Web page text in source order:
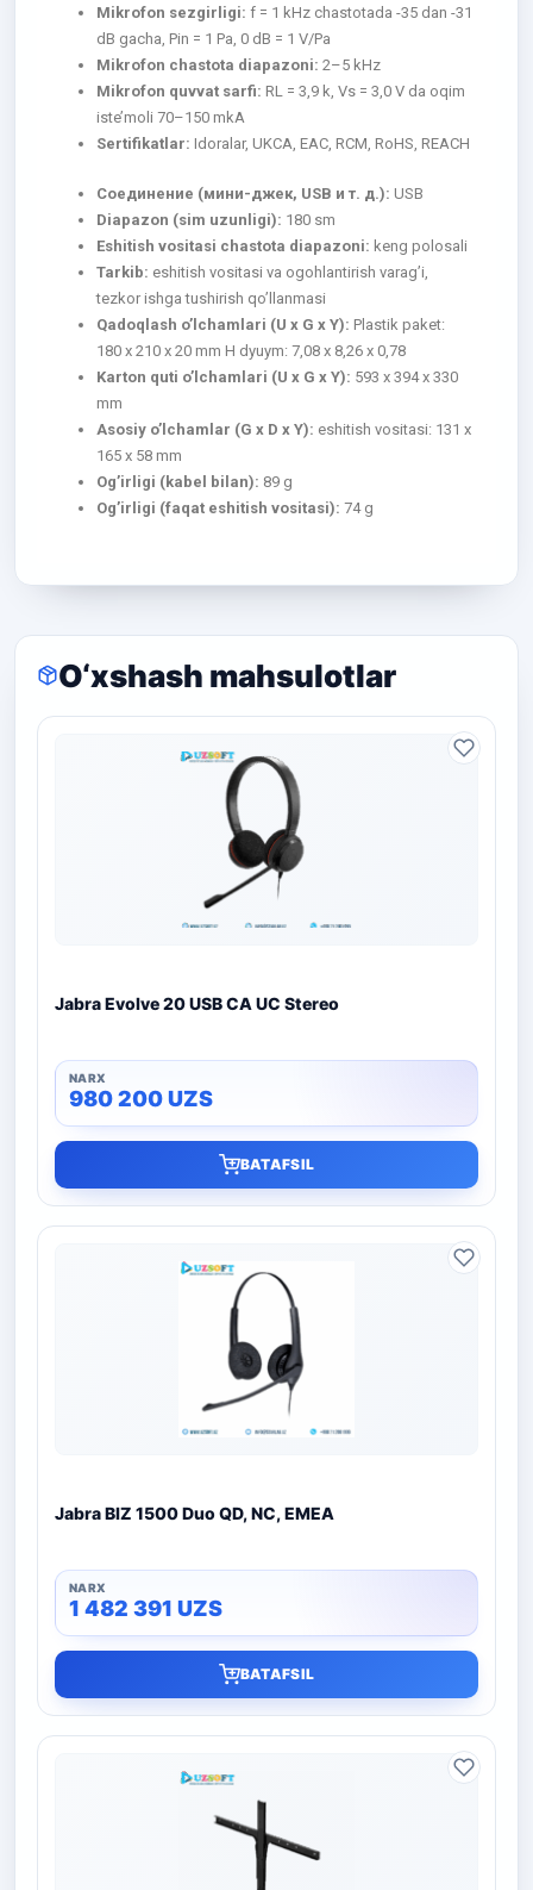
Mikrofon sezgirligi: f = 1 kHz chastotada -35 dan -31
dB gacha, Pin = 1 Pa, 0 dB = 1 V/Pa
Mikrofon chastota diapazoni: 2–5 kHz
Mikrofon quvvat sarfi: RL = 3,9 k, Vs = 3,0 V da oqim
iste’moli 70–150 mkA
Sertifikatlar: Idoralar, UKCA, EAC, RCM, RoHS, REACH
Соединение (мини-джек, USB и т. д.): USB
Diapazon (sim uzunligi): 180 sm
Eshitish vositasi chastota diapazoni: keng polosali
Tarkib: eshitish vositasi va ogohlantirish varag’i,
tezkor ishga tushirish qo’llanmasi
Qadoqlash o’lchamlari (U x G x Y): Plastik paket:
180 x 210 x 20 mm H dyuym: 7,08 x 8,26 x 0,78
Karton quti o’lchamlari (U x G x Y): 593 x 394 x 330
mm
Asosiy o’lchamlar (G x D x Y): eshitish vositasi: 131 x
165 x 58 mm
Og’irligi (kabel bilan): 89 g
Og’irligi (faqat eshitish vositasi): 74 g
O‘xshash mahsulotlar
Jabra Evolve 20 USB CA UC Stereo
980 200UZS
BATAFSIL
Jabra BIZ 1500 Duo QD, NC, EMEA
1 482 391 UZS
BATAFSIL